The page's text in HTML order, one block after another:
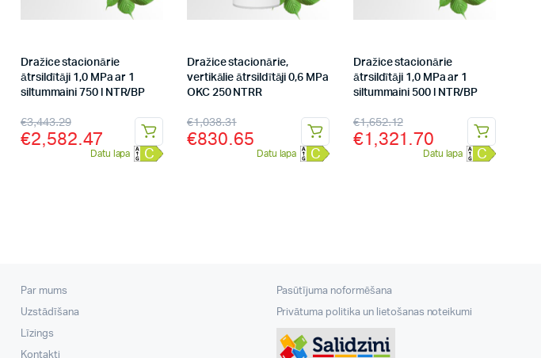
Dražice stacionārie
ātrsildītāji 1,0 MPa ar 1
siltummaini 750 l NTR/BP
€3,443.29
€2,582.47
Datu lapa C
Dražice stacionārie,
vertikālie ātrsildītāji 0,6 MPa
OKC 250 NTRR
€1,038.31
€830.65
Datu lapa C
Dražice stacionārie
ātrsildītāji 1,0 MPa ar 1
siltummaini 500 l NTR/BP
€1,652.12
€1,321.70
Datu lapa C
Par mums
Uzstādīšana
Līzings
Kontakti
Pasūtījuma noformēšana
Privātuma politika un lietošanas noteikumi